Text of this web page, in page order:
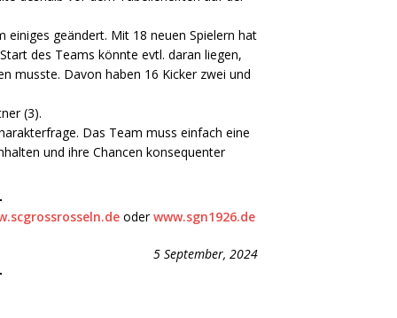
einiges geändert. Mit 18 neuen Spielern hat
des Teams könnte evtl. daran liegen,
musste. Davon haben 16 Kicker zwei und
(3).
Das Team muss einfach eine
und ihre Chancen konsequenter
oderwww.sgn1926.de
5 September, 2024